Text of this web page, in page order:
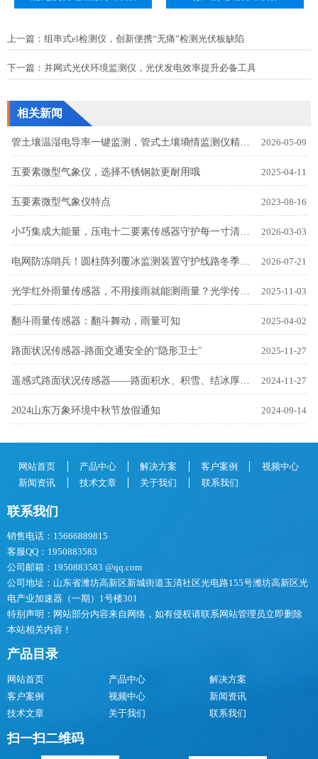
上一篇： 组串式el检测仪，创新便携“无痛”检测光伏板缺陷
下一篇： 并网式光伏环境监测仪，光伏发电效率提升必备工具
相关新闻
2026-05-09
五要素微型气象仪，选择不锈钢款更耐用哦 2025-04-11
五要素微型气象仪特点 2023-08-16
2026-03-03
2026-07-21
2025-11-03
翻斗雨量传感器：翻斗舞动，雨量可知 2025-04-02
路面状况传感器-路面交通安全的“隐形卫士" 2025-11-27
2024-11-27
2024山东万象环境中秋节放假通知 2024-09-14
网站首页 产品中心 解决方案 客户案例
视频中心
新闻资讯
技术文章 关于我们 联系我们
联系我们
销售电话：15666889815
客服QQ：1950883583
公司邮箱：1950883583 @qq.com
公司地址：山东省潍坊高新区新城街道玉清社区光电路155号潍坊高新区光
电产业加速器（一期）1号楼301
特别声明：网站部分内容来自网络，如有侵权请联系网站管理员立即删除
本站相关内容！
产品目录
网站首页 产品中心
解决方案
客户案例
视频中心
新闻资讯
技术文章
关于我们 联系我们
扫一扫二维码